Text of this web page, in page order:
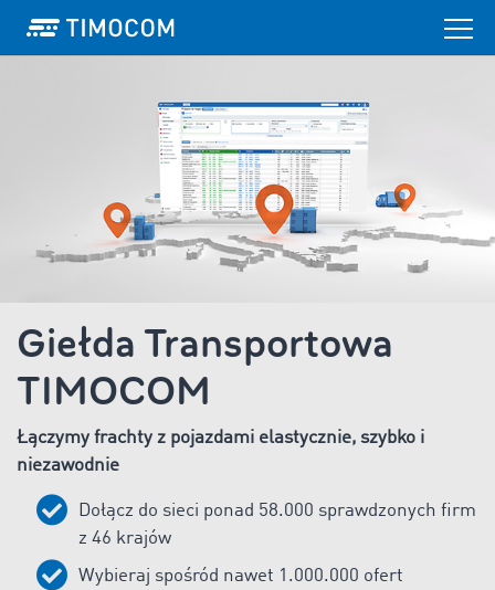
Giełda Transportowa
TIMOCOM
Łączymy frachty z pojazdami elastycznie, szybko i
niezawodnie
Dołącz do sieci ponad 58.000 sprawdzonych firm
z 46 krajów
Wybieraj spośród nawet 1 .000.000 ofert